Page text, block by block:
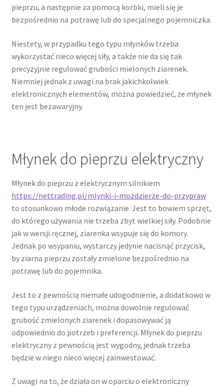
pieprzu, a następnie za pomocą korbki, mieli się je
bezpośrednio na potrawę lub do specjalnego pojemniczka.
Niestety, w przypadku tego typu młynków trzeba
wykorzystać nieco więcej siły, a także nie da się tak
precyzyjnie regulować grubości mielonych ziarenek.
Niemniej jednak z uwagi na brak jakichkolwiek
elektronicznych elementów, można powiedzieć, że młynek
ten jest bezawaryjny.
Młynek do pieprzu elektryczny
Młynek do pieprzu z elektrycznym silnikiem
https://nettrading.pl/mlynki-i-mozdzierze-do-przypraw
to stosunkowo młode rozwiązanie. Jest to bowiem sprzęt,
do którego używania nie trzeba zbyt wielkiej siły. Podobnie
jak w wersji ręcznej, ziarenka wsypuje się do komory.
Jednak po wsypaniu, wystarczy jedynie nacisnąć przycisk,
by ziarna pieprzu zostały zmielone bezpośrednio na
potrawę lub do pojemnika.
Jest to z pewnością niemałe udogodnienie, a dodatkowo w
tego typu urządzeniach, można dowolnie regulować
grubość zmielonych ziarenek i dopasowywać ją
odpowiednio do potrzeb i preferencji. Młynek do pieprzu
elektryczny z pewnością jest wygodny, jednak trzeba
będzie w niego nieco więcej zainwestować.
Z uwagi na to, że działa on w oparciu o elektroniczny